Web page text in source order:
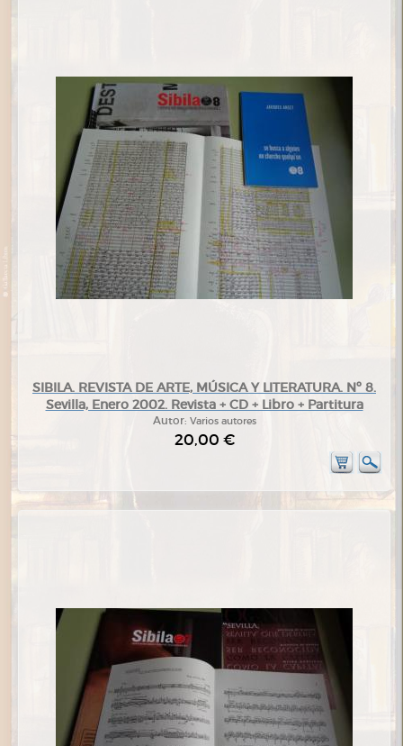
SIBILA. REVISTA DE ARTE, MÚSICA Y LITERATURA. Nº 8.
Sevilla, Enero 2002. Revista + CD + Libro + Partitura
Autor: Varios autores
20,00 €